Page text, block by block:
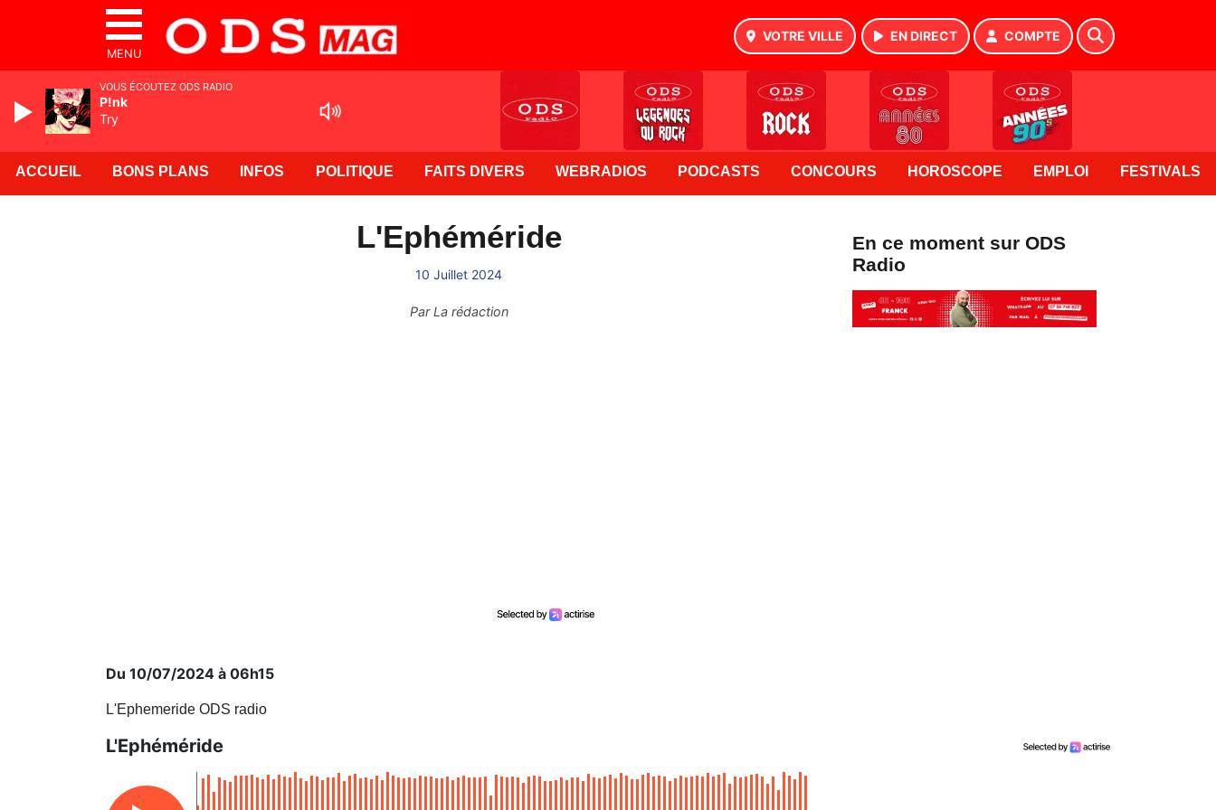
MENU
VOTRE VILLE EN DIRECT COMPTE
ACCUEIL BONS PLANS INFOS POLITIQUE FAITS DIVERS WEBRADIOS PODCASTS CONCOURS HOROSCOPE EMPLOI FESTIVALS
L'Ephéméride
10 Juillet 2024
ParLa rédaction
Du 10/07/2024 à 06h15
L'Ephemeride ODS radio
L'Ephéméride
En ce moment sur ODS
Radio
VOUS ÉCOUTEZ ODS RADIO
P!nk
Try